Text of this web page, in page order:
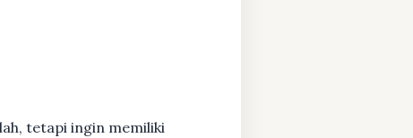
tetapi ingin memiliki